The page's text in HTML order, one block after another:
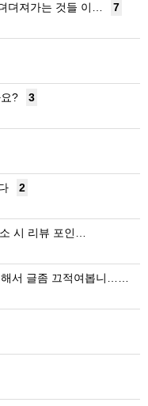
뎌져가는 것들 이… 7
? 3
2
시 리뷰 포인…
서 글좀 끄적여봅니…